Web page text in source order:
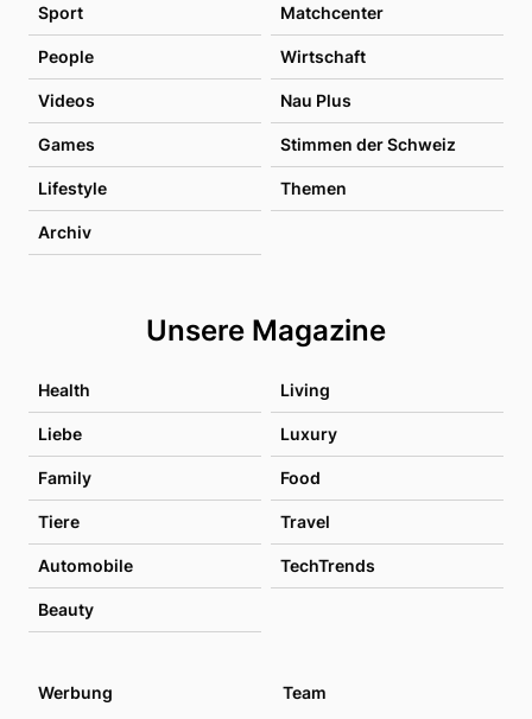
Sport Matchcenter
People Wirtschaft
Videos Nau Plus
Games Stimmen der Schweiz
Lifestyle Themen
Archiv
Unsere Magazine
Health Living
Liebe Luxury
Family Food
Tiere Travel
Automobile TechTrends
Beauty
Werbung Team